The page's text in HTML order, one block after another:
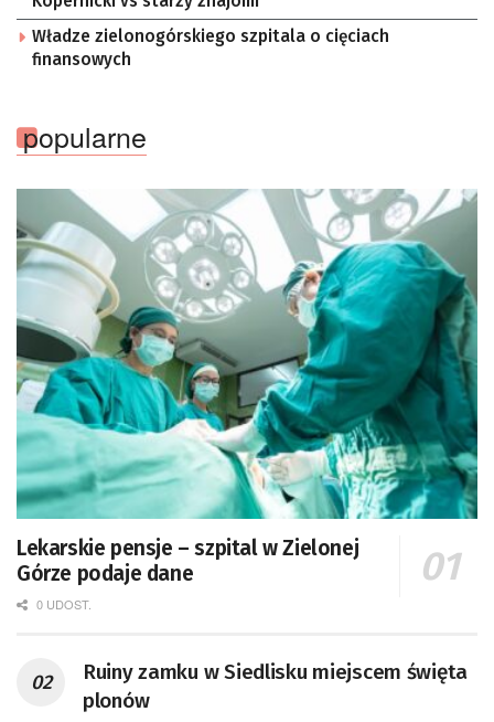
Władze zielonogórskiego szpitala o cięciach
finansowych
popularne
Lekarskie pensje – szpital w Zielonej
Górze podaje dane
0 UDOST.
Ruiny zamku w Siedlisku miejscem święta
plonów